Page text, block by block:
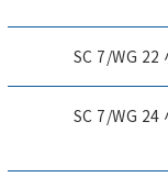
SC 7/WG 22
SC 7/WG 24